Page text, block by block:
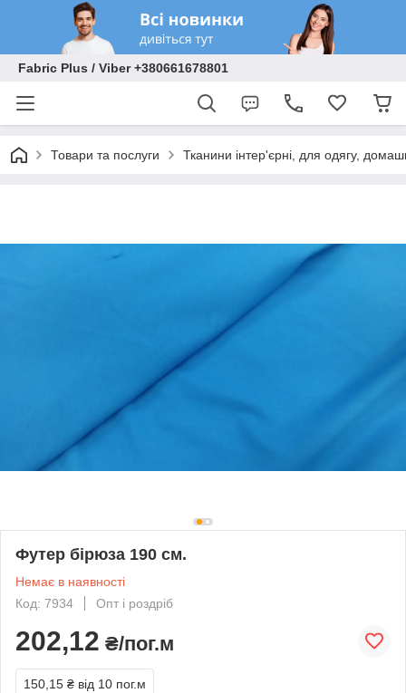
Fabric Plus / Viber +380661678801
Товари та послуги Тканини інтер'єрні, для одягу,
Футер бірюза 190 см.
Немає в наявності
Код: 7934
Опт і роздріб
202,12 ₴/пог.м
150,15 ₴ від 10 пог.м